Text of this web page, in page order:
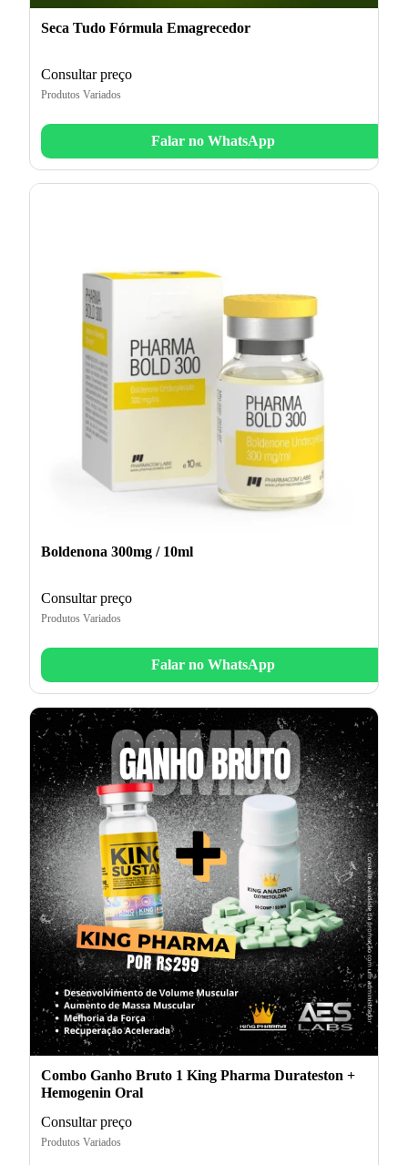
Seca Tudo Fórmula Emagrecedor
Consultar preço
Produtos Variados
Falar no WhatsApp
Boldenona 300mg / 10ml
Consultar preço
Produtos Variados
Falar no WhatsApp
Combo Ganho Bruto 1 King Pharma Durateston +
Hemogenin Oral
Consultar preço
Produtos Variados